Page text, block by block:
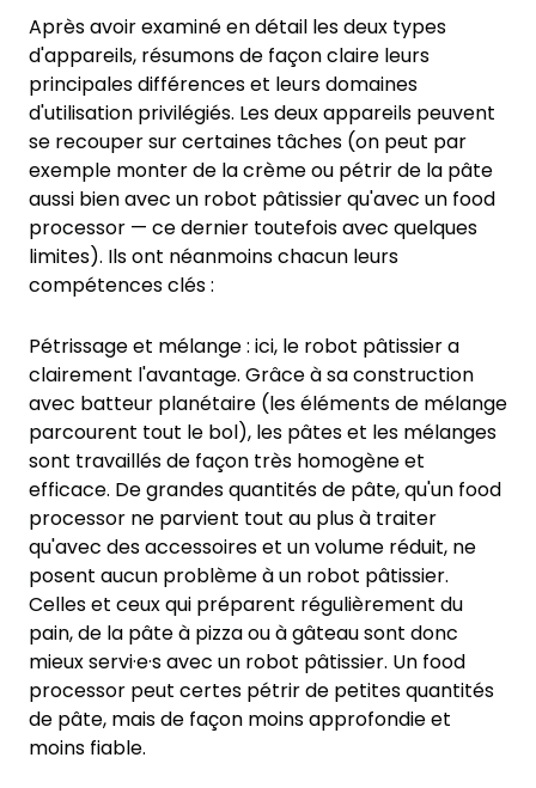
Après avoir examiné en détail les deux types
d'appareils, résumons de façon claire leurs
principales différences et leurs domaines
d'utilisation privilégiés. Les deux appareils peuvent
se recouper sur certaines tâches (on peut par
exemple monter de la crème ou pétrir de la pâte
aussi bien avec un robot pâtissier qu'avec un food
processor — ce dernier toutefois avec quelques
limites). Ils ont néanmoins chacun leurs
compétences clés :
Pétrissage et mélange : ici, le robot pâtissier a
clairement l'avantage. Grâce à sa construction
avec batteur planétaire (les éléments de mélange
parcourent tout le bol), les pâtes et les mélanges
sont travaillés de façon très homogène et
efficace. De grandes quantités de pâte, qu'un food
processor ne parvient tout au plus à traiter
qu'avec des accessoires et un volume réduit, ne
posent aucun problème à un robot pâtissier.
Celles et ceux qui préparent régulièrement du
pain, de la pâte à pizza ou à gâteau sont donc
mieux servi·e·s avec un robot pâtissier. Un food
processor peut certes pétrir de petites quantités
de pâte, mais de façon moins approfondie et
moins fiable.